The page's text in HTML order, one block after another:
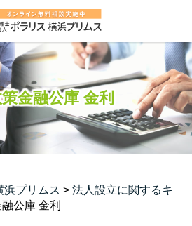
金融公庫 金利
浜プリムス > 法人設立に関するキ
公庫 金利